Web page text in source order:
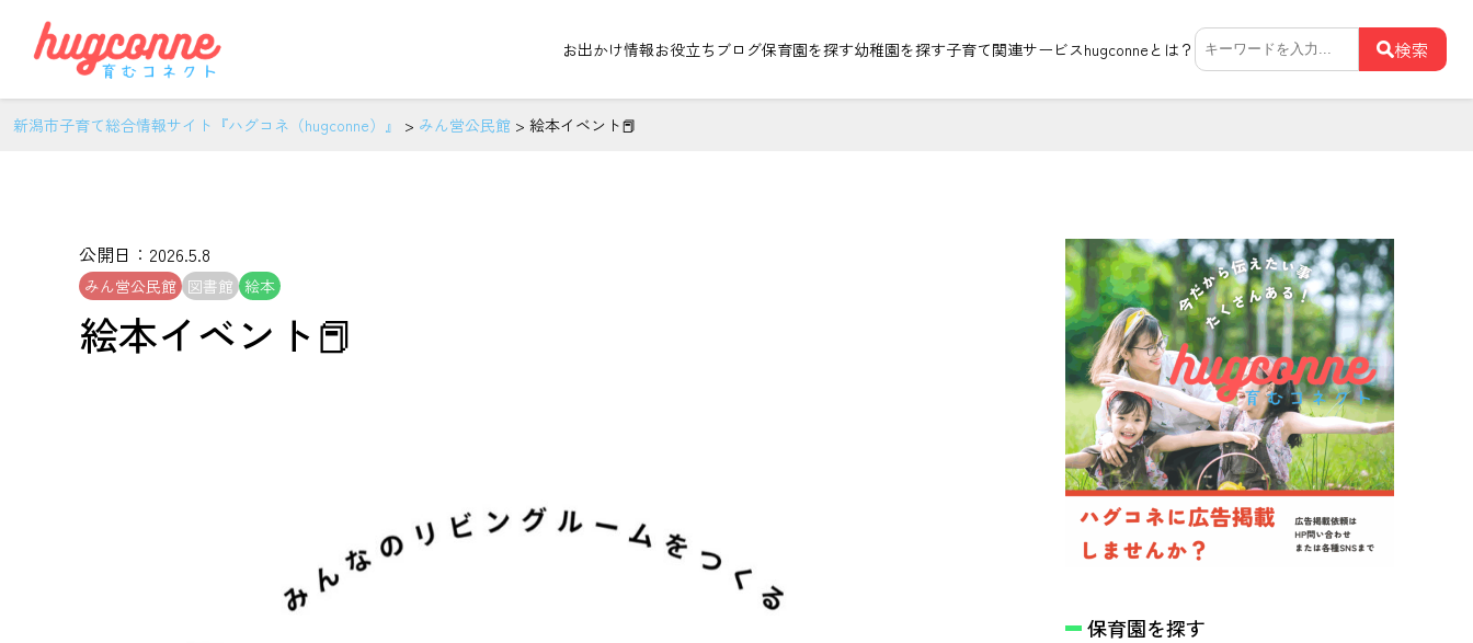
お出かけ情報お役立ちブログ保育園を探す幼稚園を探す子育て関連サービスhugconneとは？ 検
索:
検索
新潟市子育て総合情報サイト『ハグコネ（hugconne）』 > みん営公民館 > 絵本イベント📕
公開日：2026.5.8
みん営公民館 図書館 絵本
絵本イベント📕
保育園を探す